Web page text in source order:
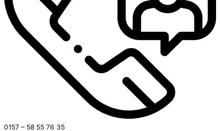
0157 – 58 55 76 35